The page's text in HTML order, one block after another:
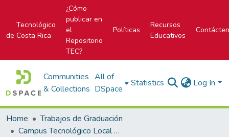
Tecnológico
de Costa Rica
¿Cómo
publicar en
el
Repositorio
TEC?
Políticas
Recursos
Educativos
Communities
& Collections
All of
DSpace
Statistics Log In
Home
Trabajos de Graduación
Campus Tecnológico Local San José